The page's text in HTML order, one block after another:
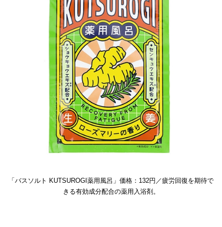
「バスソルト KUTSUROGI薬用風呂」価格：132円／疲労回復を期待で
きる有効成分配合の薬用入浴剤。